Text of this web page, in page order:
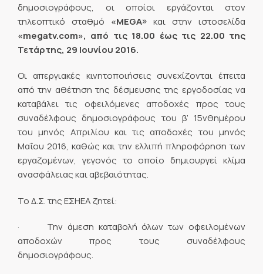
δημοσιογράφους, οι οποίοι εργάζονται στον
τηλεοπτικό σταθμό «MEGA» και στην ιστοσελίδα
«megatv.com», από τις 18.00 έως τις 22.00 της
Τετάρτης, 29 Ιουνίου 2016.
Οι απεργιακές κινητοποιήσεις συνεχίζονται έπειτα
από την αθέτηση της δέσμευσης της εργοδοσίας να
καταβάλει τις οφειλόμενες αποδοχές προς τους
συναδέλφους δημοσιογράφους του β’ 15νθημέρου
του μηνός Απριλίου και τις αποδοχές του μηνός
Μαΐου 2016, καθώς και την ελλιπή πληροφόρηση των
εργαζομένων, γεγονός το οποίο δημιουργεί κλίμα
ανασφάλειας και αβεβαιότητας.
Το Δ.Σ. της ΕΣΗΕΑ ζητεί:
· Την άμεση καταβολή όλων των οφειλομένων
αποδοχών προς τους συναδέλφους
δημοσιογράφους.